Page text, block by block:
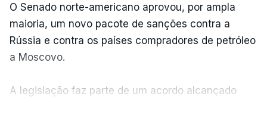
O Senado norte-americano aprovou, por ampla
maioria, um novo pacote de sanções contra a
Rússia e contra os países compradores de petróleo
a Moscovo.
A legislação faz parte de um acordo alcançado